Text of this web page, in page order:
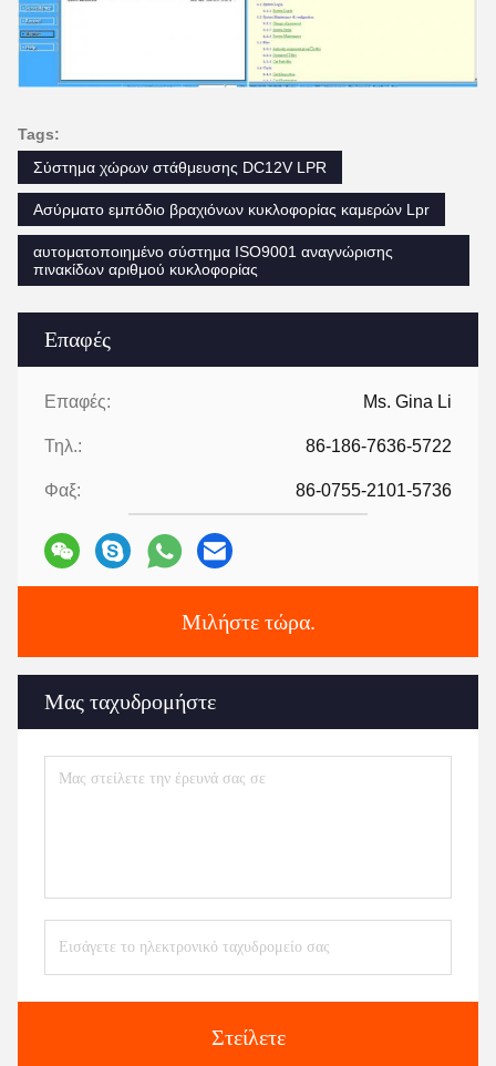
Επαφές
Επαφές: Ms. Gina Li
Τηλ.: 86-186-7636-5722
Φαξ: 86-0755-2101-5736
Μιλήστε τώρα.
Μας ταχυδρομήστε
Στείλετε
Tags:
Σύστημα χώρων στάθμευσης DC12V LPR
Ασύρματο εμπόδιο βραχιόνων κυκλοφορίας καμερών Lpr
αυτοματοποιημένο σύστημα ISO9001 αναγνώρισης
πινακίδων αριθμού κυκλοφορίας